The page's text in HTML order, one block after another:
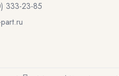
333-23-85